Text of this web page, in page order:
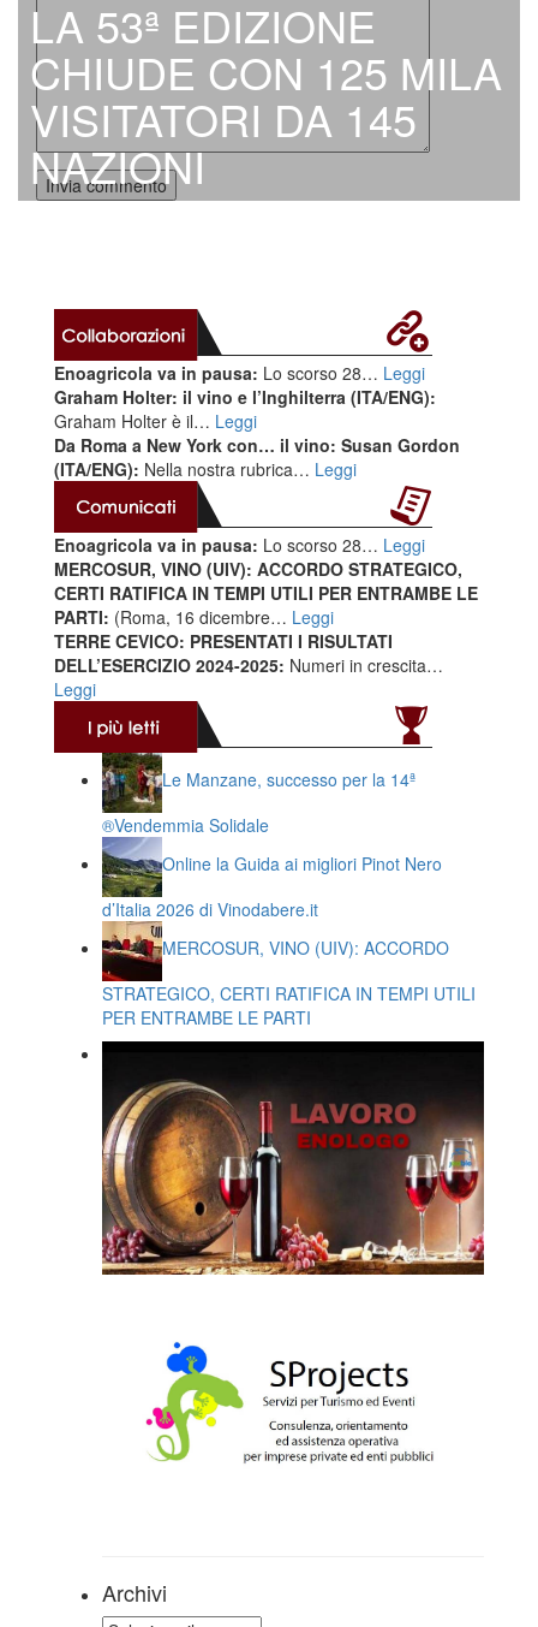
LA 53ª EDIZIONE
CHIUDE CON 125 MILA
VISITATORI DA 145
NAZIONI
Enoagricola va in pausa: Lo scorso 28… Leggi
Graham Holter: il vino e l’Inghilterra (ITA/ENG):
Graham Holter è il… Leggi
Da Roma a New York con… il vino: Susan Gordon
(ITA/ENG): Nella nostra rubrica… Leggi
Enoagricola va in pausa: Lo scorso 28… Leggi
MERCOSUR, VINO (UIV): ACCORDO STRATEGICO,
CERTI RATIFICA IN TEMPI UTILI PER ENTRAMBE LE
PARTI: (Roma, 16 dicembre… Leggi
TERRE CEVICO: PRESENTATI I RISULTATI
DELL’ESERCIZIO 2024-2025: Numeri in crescita…
Leggi
Le Manzane, successo per la 14ª
®️Vendemmia Solidale
Online la Guida ai migliori Pinot Nero
d’Italia 2026 di Vinodabere.it
MERCOSUR, VINO (UIV): ACCORDO
STRATEGICO, CERTI RATIFICA IN TEMPI UTILI
PER ENTRAMBE LE PARTI
Archivi